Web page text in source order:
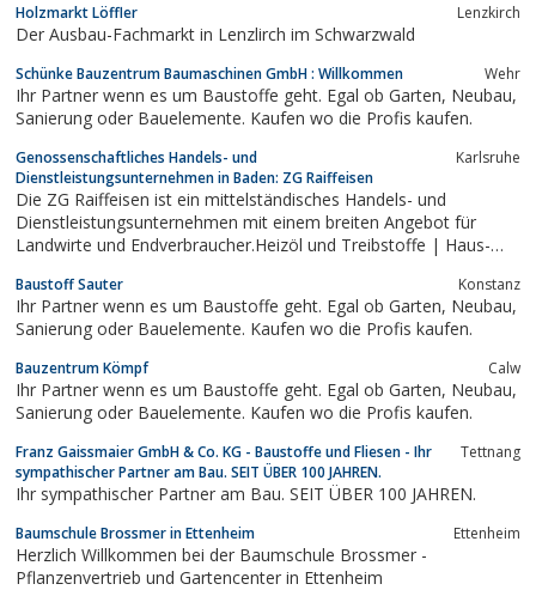
Holzmarkt Löffler Lenzkirch
Der Ausbau-Fachmarkt in Lenzlirch im Schwarzwald
Schünke Bauzentrum Baumaschinen GmbH : Willkommen Wehr
Ihr Partner wenn es um Baustoffe geht. Egal ob Garten, Neubau,
Sanierung oder Bauelemente. Kaufen wo die Profis kaufen.
Genossenschaftliches Handels- und
Dienstleistungsunternehmen in Baden: ZG Raiffeisen
Karlsruhe
Die ZG Raiffeisen ist ein mittelständisches Handels- und
Dienstleistungsunternehmen mit einem breiten Angebot für
Landwirte und Endverbraucher.Heizöl und Treibstoffe | Haus-
Baustoff Sauter Konstanz
Ihr Partner wenn es um Baustoffe geht. Egal ob Garten, Neubau,
Sanierung oder Bauelemente. Kaufen wo die Profis kaufen.
Bauzentrum Kömpf Calw
Ihr Partner wenn es um Baustoffe geht. Egal ob Garten, Neubau,
Sanierung oder Bauelemente. Kaufen wo die Profis kaufen.
Franz Gaissmaier GmbH & Co. KG - Baustoffe und Fliesen - Ihr
sympathischer Partner am Bau. SEIT ÜBER 100 JAHREN.
Tettnang
Ihr sympathischer Partner am Bau. SEIT ÜBER 100 JAHREN.
Baumschule Brossmer in Ettenheim Ettenheim
Herzlich Willkommen bei der Baumschule Brossmer -
Pflanzenvertrieb und Gartencenter in Ettenheim